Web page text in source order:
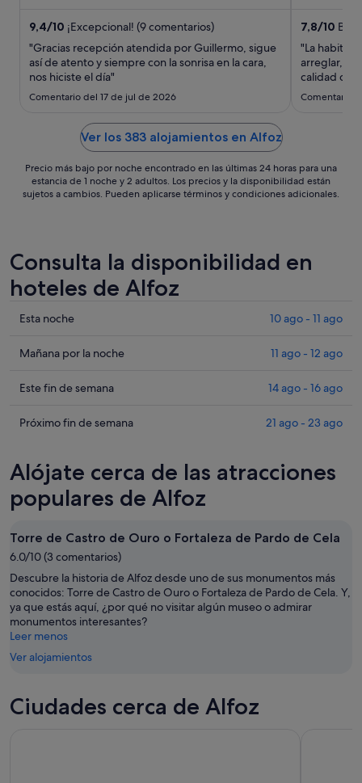
30
ago
9,4/10 ¡Excepcional! (9 comentarios)
"Gracias recepción atendida por Guillermo, sigue
así de atento y siempre con la sonrisa en la cara,
nos hiciste el día"
Comentario del 17 de jul de 2026
7,8/10
"La
arreglar,
calidad que
muy
Comentario
Ver los 383 alojamientos en Alfoz
Precio más bajo por noche encontrado en las últimas 24 horas para una
estancia de 1 noche y 2 adultos. Los precios y la disponibilidad están
sujetos a cambios. Pueden aplicarse términos y condiciones adicionales.
Consulta la disponibilidad en
hoteles de Alfoz
Comprueba
precios
Alfoz
esta
ago
11
Esta noche 10 ago - 11 ago
Comprueba
precios
Alfoz
por
noche,
ago
-
12
ago
Mañana por la noche 11 ago - 12 ago
Comprueba
precios
para
fin
semana,
14
ago
-
16
ago
Este fin de semana 14 ago - 16 ago
Comprueba
en
Alfoz
para
próximo
fin
de
semana,
21
ago
-
23
Próximo fin de semana 21 ago - 23 ago
Alójate cerca de las atracciones
populares de Alfoz
Torre de Castro de Ouro o Fortaleza de Pardo de Cela
6.0/10 (3 comentarios)
Descubre la historia de Alfoz desde uno de sus monumentos más
conocidos: Torre de Castro de Ouro o Fortaleza de Pardo de Cela. Y,
ya que estás aquí, ¿por qué no visitar algún museo o admirar
monumentos interesantes?
Leer menos
Ver alojamientos
Ciudades cerca de Alfoz